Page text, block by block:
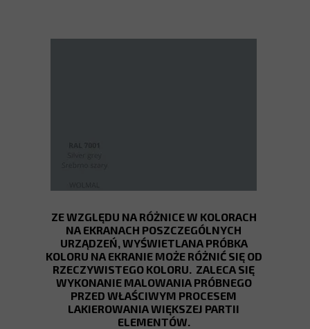
ZE WZGLĘDU NA RÓŻNICE W KOLORACH
NA EKRANACH POSZCZEGÓLNYCH
URZĄDZEŃ, WYŚWIETLANA PRÓBKA
KOLORU NA EKRANIE MOŻE RÓŻNIĆ SIĘ OD
RZECZYWISTEGO KOLORU. ZALECA SIĘ
WYKONANIE MALOWANIA PRÓBNEGO
PRZED WŁAŚCIWYM PROCESEM
LAKIEROWANIA WIĘKSZEJ PARTII
ELEMENTÓW.